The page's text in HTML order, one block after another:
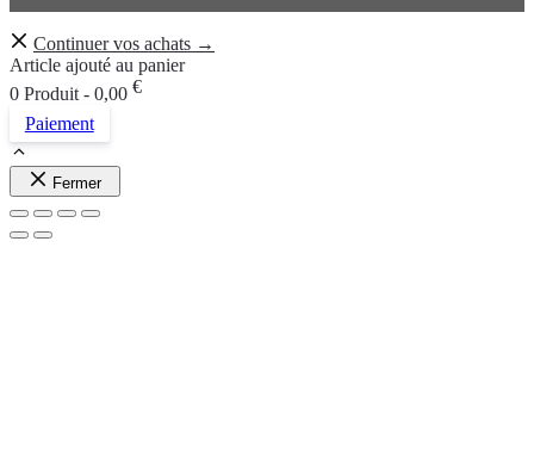
Continuer vos achats →
Article ajouté au panier
0 Produit - 0,00 €
Paiement
Fermer